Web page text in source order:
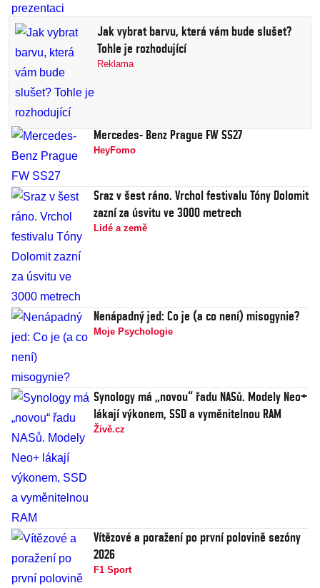
Jak vybrat barvu, která vám bude slušet?
Tohle je rozhodující
Reklama
Mercedes- Benz Prague FW SS27
HeyFomo
Sraz v šest ráno. Vrchol festivalu Tóny Dolomit
zazní za úsvitu ve 3000 metrech
Lidé a země
Nenápadný jed: Co je (a co není) misogynie?
Moje Psychologie
Synology má „novou“ řadu NASů. Modely Neo+
lákají výkonem, SSD a vyměnitelnou RAM
Živě.cz
Vítězové a poražení po první polovině sezóny
2026
F1 Sport